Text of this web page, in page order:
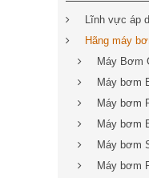
Lĩnh vực áp
Hãng máy
Máy Bơm
Máy bơm
Máy bơm
Máy bơm
Máy bơm
Máy bơm